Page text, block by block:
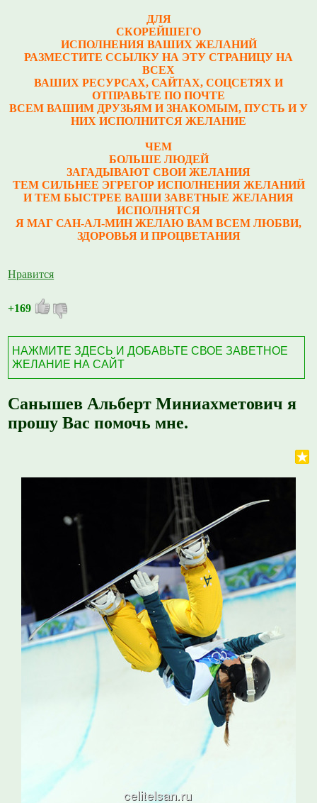
ДЛЯ
СКОРЕЙШЕГО
ИСПОЛНЕНИЯ ВАШИХ ЖЕЛАНИЙ
РАЗМЕСТИТЕ ССЫЛКУ НА ЭТУ СТРАНИЦУ НА
ВСЕХ
ВАШИХ РЕСУРСАХ, САЙТАХ, СОЦСЕТЯХ И
ОТПРАВЬТЕ ПО ПОЧТЕ
ВСЕМ ВАШИМ ДРУЗЬЯМ И ЗНАКОМЫМ, ПУСТЬ И У
НИХ ИСПОЛНИТСЯ ЖЕЛАНИЕ
ЧЕМ
БОЛЬШЕ ЛЮДЕЙ
ЗАГАДЫВАЮТ СВОИ ЖЕЛАНИЯ
ТЕМ СИЛЬНЕЕ ЭГРЕГОР ИСПОЛНЕНИЯ ЖЕЛАНИЙ
И ТЕМ БЫСТРЕЕ ВАШИ ЗАВЕТНЫЕ ЖЕЛАНИЯ
ИСПОЛНЯТСЯ
Я МАГ САН-АЛ-МИН ЖЕЛАЮ ВАМ ВСЕМ ЛЮБВИ,
ЗДОРОВЬЯ И ПРОЦВЕТАНИЯ
Нравится
+169
НАЖМИТЕ ЗДЕСЬ И ДОБАВЬТЕ СВОЕ ЗАВЕТНОЕ
ЖЕЛАНИЕ НА САЙТ
Санышев Альберт Миниахметович я
прошу Вас помочь мне.